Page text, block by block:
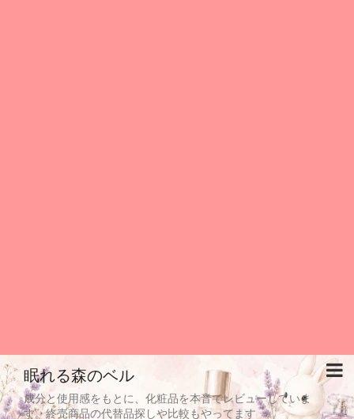
眠れる森のベル
成分と使用感をもとに、化粧品を本音でレビューしていま
す。終売商品の代替品探しや比較もやってます